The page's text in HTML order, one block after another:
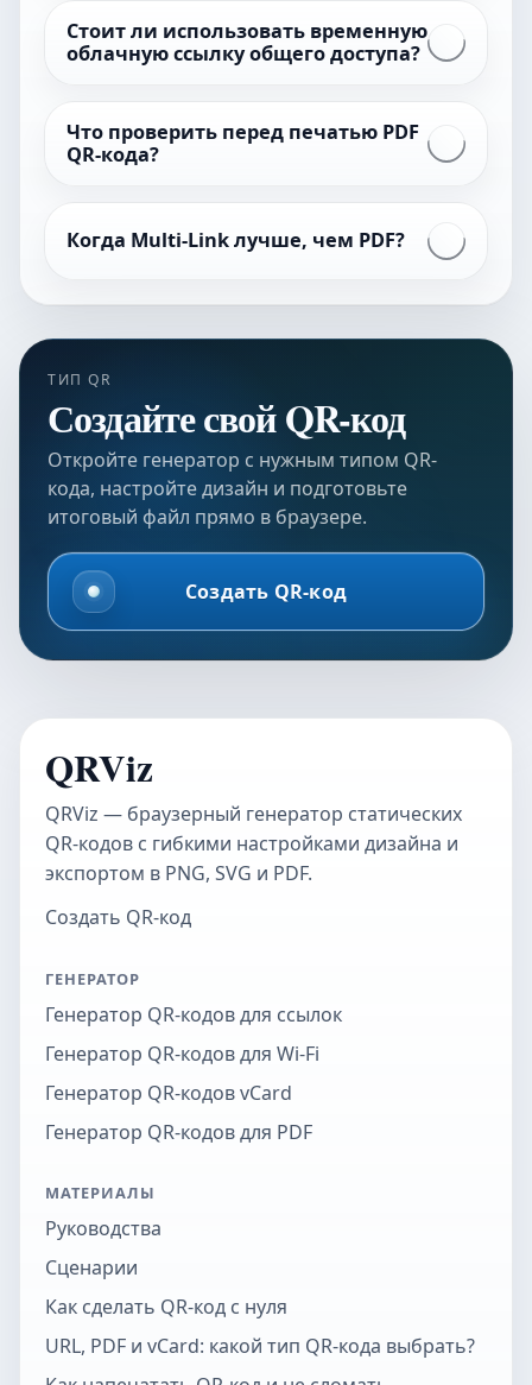
Стоит ли использовать временную
облачную ссылку общего доступа?
Что проверить перед печатью PDF
QR-кода?
Когда Multi-Link лучше, чем PDF?
ТИП QR
Создайте свой QR-код
Откройте генератор с нужным типом QR-
кода, настройте дизайн и подготовьте
итоговый файл прямо в браузере.
Создать QR-код
QRViz
QRViz — браузерный генератор статических
QR-кодов с гибкими настройками дизайна и
экспортом в PNG, SVG и PDF.
Создать QR-код
ГЕНЕРАТОР
Генератор QR-кодов для ссылок
Генератор QR-кодов для Wi-Fi
Генератор QR-кодов vCard
Генератор QR-кодов для PDF
МАТЕРИАЛЫ
Руководства
Сценарии
Как сделать QR-код с нуля
URL, PDF и vCard: какой тип QR-кода выбрать?